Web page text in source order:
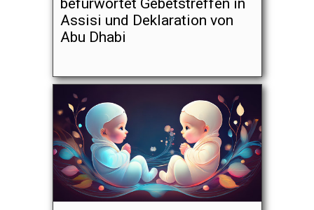
befürwortet Gebetstreffen in
Assisi und Deklaration von
Abu Dhabi